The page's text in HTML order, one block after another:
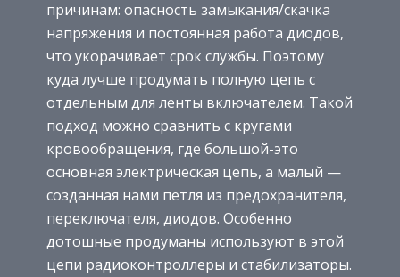
причинам: опасность замыкания/скачка
напряжения и постоянная работа диодов,
что укорачивает срок службы. Поэтому
куда лучше продумать полную цепь с
отдельным для ленты включателем. Такой
подход можно сравнить с кругами
кровообращения, где большой-это
основная электрическая цепь, а малый —
созданная нами петля из предохранителя,
переключателя, диодов. Особенно
дотошные продуманы используют в этой
цепи радиоконтроллеры и стабилизаторы.